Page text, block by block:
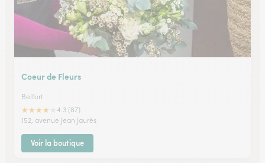
Coeur de Fleurs
Belfort
★★★★
4.3 (87)
152, avenue Jean Jaurès
Voir la boutique